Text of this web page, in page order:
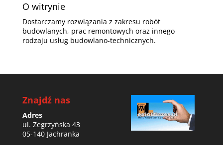
O witrynie
Dostarczamy rozwiązania z zakresu robót
budowlanych, prac remontowych oraz innego
rodzaju usług budowlano-technicznych.
Znajdź nas
Adres
ul. Zegrzyńska 43
05-140 Jachranka